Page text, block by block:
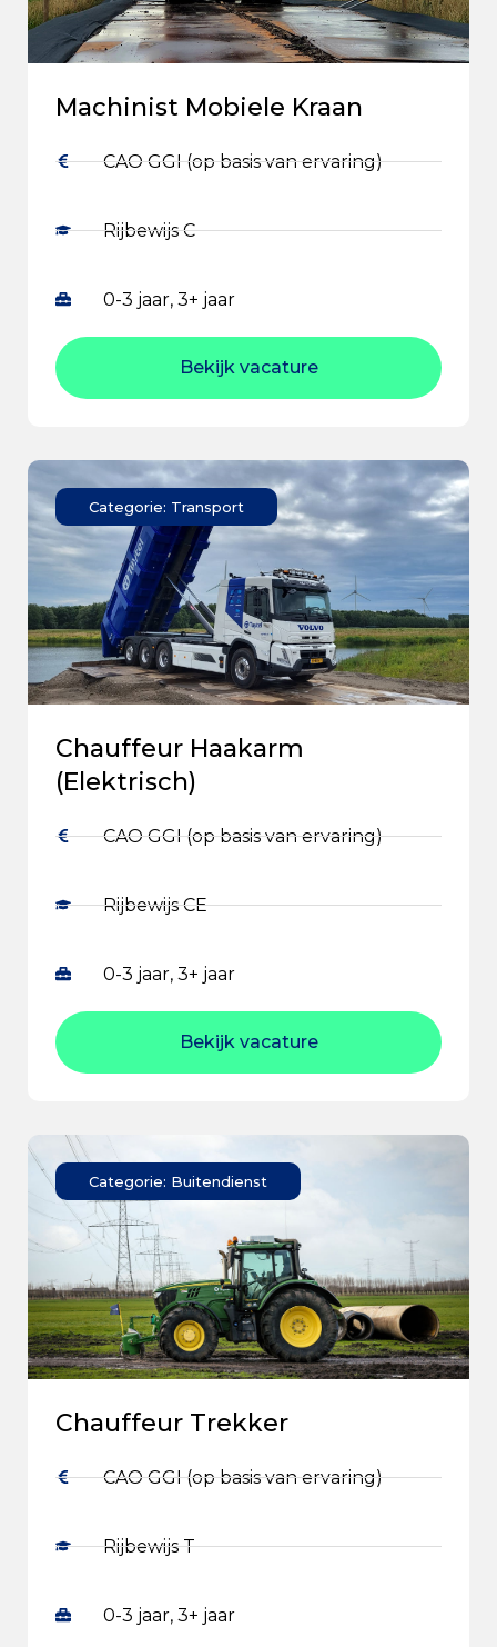
Machinist Mobiele Kraan
CAO GGI (op basis van ervaring)
Rijbewijs C
0-3 jaar, 3+ jaar
Bekijk vacature
Categorie: Transport
Chauffeur Haakarm
(Elektrisch)
CAO GGI (op basis van ervaring)
Rijbewijs CE
0-3 jaar, 3+ jaar
Bekijk vacature
Categorie: Buitendienst
Chauffeur Trekker
CAO GGI (op basis van ervaring)
Rijbewijs T
0-3 jaar, 3+ jaar